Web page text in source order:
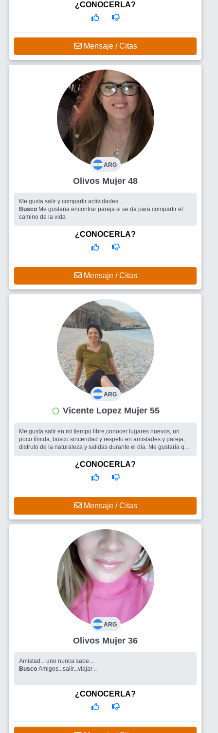
¿CONOCERLA?
Mensaje / Citas
ARG
Olivos Mujer 48
Me gusta salir y compartir actividades...
Busco Me gustaria encontrar pareja si se da para compartir el
camino de la vida
¿CONOCERLA?
Mensaje / Citas
ARG
Vicente Lopez Mujer 55
Me gusta salir en mi tiempo libre,conocer lugares nuevos, un
poco tímida, busco sinceridad y respeto en amistades y pareja,
disfruto de la naturaleza y salidas durante el día. Me gustaría que
Compañía para salir o viajar, si esta la posibilidad pareja.
¿CONOCERLA?
Mensaje / Citas
ARG
Olivos Mujer 36
Amistad... uno nunca sabe...
Busco Amigos...salir...viajar ..
¿CONOCERLA?